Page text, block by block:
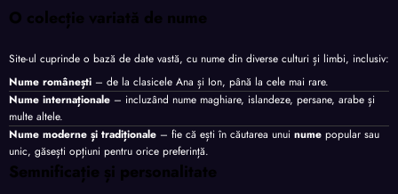
O colecție variată de nume
Site-ul cuprinde o bază de date vastă, cu nume din diverse culturi și limbi, inclusiv:
Nume românești – de la clasicele Ana și Ion, până la cele mai rare.
Nume internaționale – incluzând nume maghiare, islandeze, persane, arabe și
multe altele.
Nume moderne și tradiționale – fie că ești în căutarea unui nume popular sau
unic, găsești opțiuni pentru orice preferință.
Semnificație și personalitate